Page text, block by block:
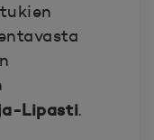
Lipasti.